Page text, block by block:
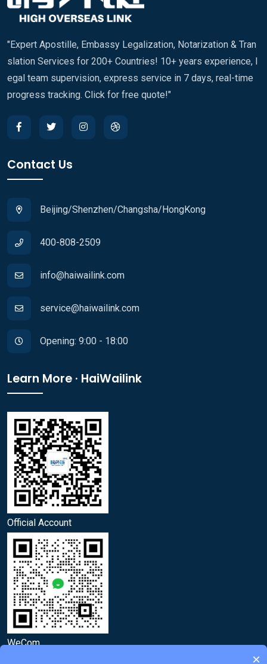
"Expert Apostille, Embassy Legalization, Notarization & Tran
slation Services for 200+ Countries! 10+ years experience, l
egal team supervision, express service in 7 days, real-time
progress tracking. Click for free quote!"
Contact Us
Beijing/Shenzhen/Changsha/HongKong
400-808-2509
info@haiwailink.com
service@haiwailink.com
Opening: 9:00 - 18:00
Learn More · HaiWailink
Official Account
WeCom
×